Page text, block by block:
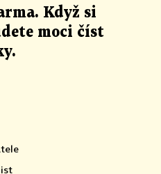
Když si
moci číst
.